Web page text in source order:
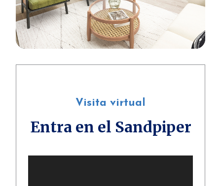
Visita virtual
Entra en el Sandpiper